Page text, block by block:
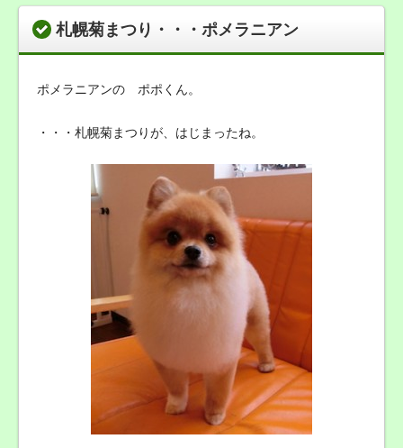
札幌菊まつり・・・ポメラニアン
ポメラニアンの ポポくん。
・・・札幌菊まつりが、はじまったね。